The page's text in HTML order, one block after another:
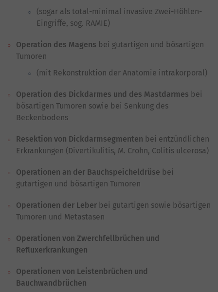
(sogar als total-minimal invasive Zwei-Höhlen-
Eingriffe, sog. RAMIE)
Operation des Magens bei gutartigen und bösartigen
Tumoren
(mit Rekonstruktion der Anatomie intrakorporal)
Operation des Dickdarmes und des Mastdarmes bei
bösartigen Tumoren sowie bei Senkung des
Beckenbodens
Resektion von Dickdarmsegmenten bei entzündlichen
Erkrankungen (Divertikulitis, M. Crohn, Colitis ulcerosa)
Operationen an der Bauchspeicheldrüse bei
gutartigen und bösartigen Tumoren
Operationen der Leber bei gutartigen sowie bösartigen
Tumoren und Metastasen
Operationen von Zwerchfellbrüchen und
Refluxerkrankungen
Operationen von Leistenbrüchen und
Bauchwandbrüchen